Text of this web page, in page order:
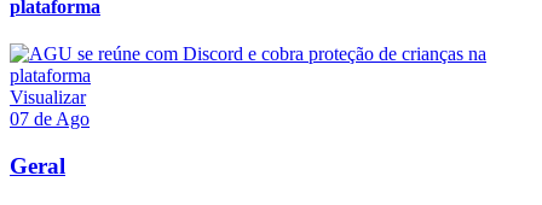
plataforma
Visualizar
07 de Ago
Geral